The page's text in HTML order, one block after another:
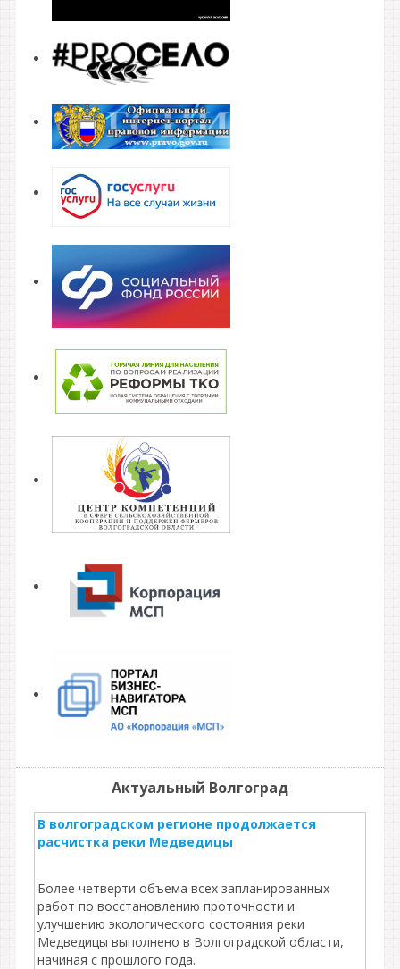
Актуальный Волгоград
В волгоградском регионе продолжается
расчистка реки Медведицы
Более четверти объема всех запланированных
работ по восстановлению проточности и
улучшению экологического состояния реки
Медведицы выполнено в Волгоградской области,
начиная с прошлого года.